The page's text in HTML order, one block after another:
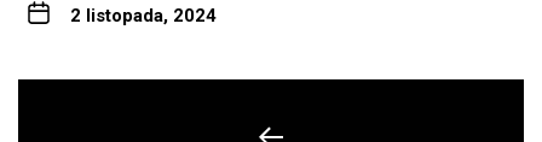
2 listopada, 2024